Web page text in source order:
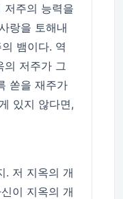
저주의 능력을
랑을 토해내
뱀이다. 역
의 저주가 그
쏟을 재주가
있지 않다면,
. 저 지옥의 개
이 지옥의 개